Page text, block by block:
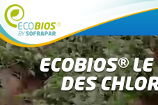
Lecteur
vidéo
ECOBIOS®
DES